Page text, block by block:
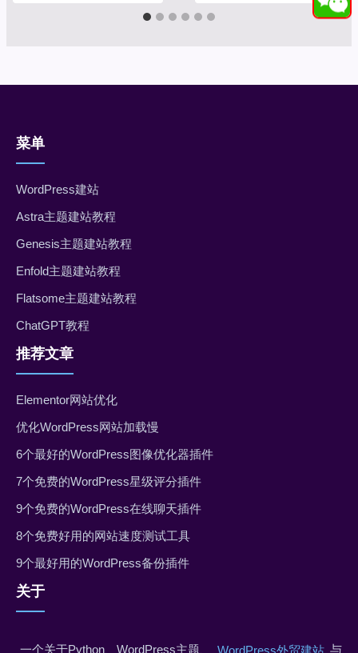
菜单
WordPress建站
Astra主题建站教程
Genesis主题建站教程
Enfold主题建站教程
Flatsome主题建站教程
ChatGPT教程
推荐文章
Elementor网站优化
优化WordPress网站加载慢
6个最好的WordPress图像优化器插件
7个免费的WordPress星级评分插件
9个免费的WordPress在线聊天插件
8个免费好用的网站速度测试工具
9个最好用的WordPress备份插件
关于
一个关于Python、WordPress主题、 WordPress外贸建站 与